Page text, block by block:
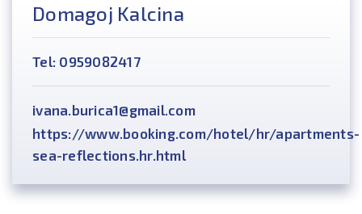
Domagoj Kalcina
Tel: 0959082417
ivana.burica1@gmail.com
https://www.booking.com/hotel/hr/apartments-
sea-reflections.hr.html